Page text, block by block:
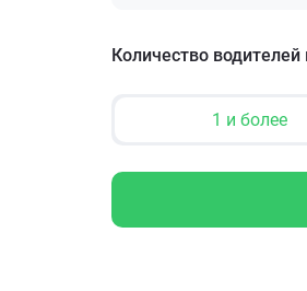
Количество водителей
1 и более